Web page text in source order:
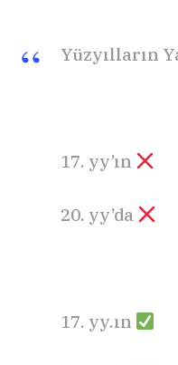
Yüzyılların
17. yy’ın
20. yy’da
17. yy.ın